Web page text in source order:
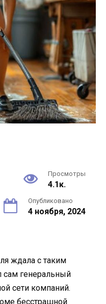
Просмотры
4.1к.
Опубликовано
4 ноября, 2024
ждала с таким
сам генеральный
сети компаний.
бесстрашной